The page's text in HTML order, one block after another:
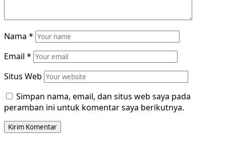
Nama *
Email *
Situs Web
Simpan nama, email, dan situs web saya pada
peramban ini untuk komentar saya berikutnya.